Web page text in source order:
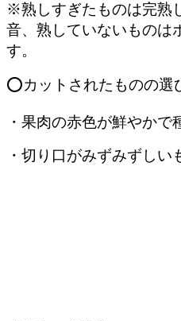
※熟しすぎたものは完熟
音、熟していないものは
す。
⭕️カットされたものの選
・果肉の赤色が鮮やか
・切り口がみずみずしい